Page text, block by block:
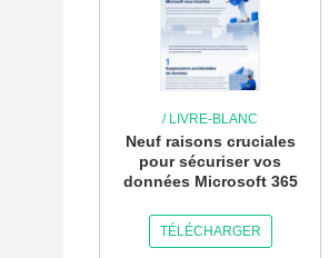
/ LIVRE-BLANC
Neuf raisons cruciales
pour sécuriser vos
données Microsoft 365
TÉLÉCHARGER